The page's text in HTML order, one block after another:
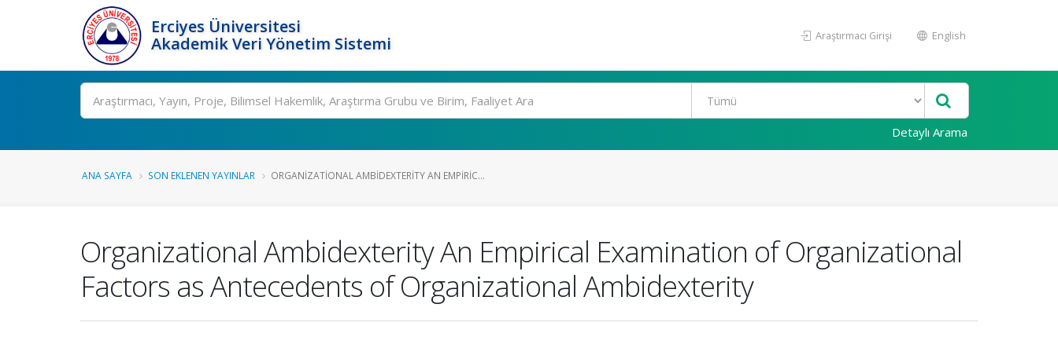
Erciyes Üniversitesi
Akademik Veri Yönetim Sistemi
Araştırmacı Girişi English
Ara
Detaylı Arama
ANA SAYFA SON EKLENEN YAYINLAR ORGANIZATIONAL AMBIDEXTERITY AN EMPIRIC...
Organizational Ambidexterity An Empirical Examination of Organizational
Factors as Antecedents of Organizational Ambidexterity